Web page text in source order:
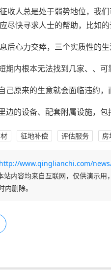
收人总是处于弱势地位，我
尽快寻求人士的帮助，比如
后心力交瘁，三个实质性的生
期内根本无法找到几家、、
己原来的生意就会面临违约，
边的设备、配套附属设施，包
征地补偿 评估服务 房
http://www.qinglianchi.com/
站内容均来自互联网，仅供演示
内删除。